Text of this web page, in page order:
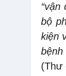
“vận
bộ
kiện
(Thư